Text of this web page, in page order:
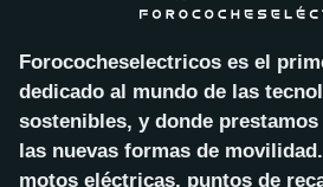
Forococheselectricos es el
dedicado al mundo de las
sostenibles, y donde
las nuevas formas de
motos eléctricas, puntos de